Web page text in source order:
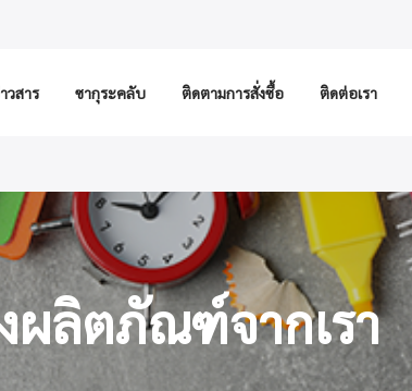
วสาร ซากุระคลับ ติดตามการสั่งซื้อ ติดต่อเรา
ลิตภัณฑ์จากเรา